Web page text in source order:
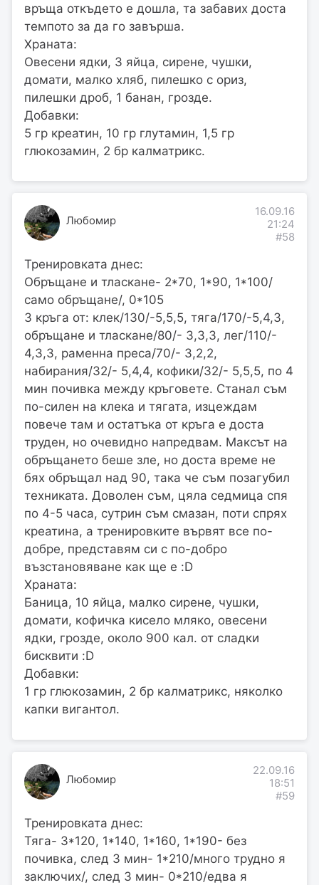
връща откъдето е дошла, та забавих доста
темпото за да го завърша.
Храната:
Овесени ядки, 3 яйца, сирене, чушки,
домати, малко хляб, пилешко с ориз,
пилешки дроб, 1 банан, грозде.
Добавки:
5 гр креатин, 10 гр глутамин, 1,5 гр
глюкозамин, 2 бр калматрикс.
Любомир
16.09.16
21:24
#58
Тренировката днес:
Обръщане и тласкане- 2*70, 1*90, 1*100/
само обръщане/, 0*105
3 кръга от: клек/130/-5,5,5, тяга/170/-5,4,3,
обръщане и тласкане/80/- 3,3,3, лег/110/-
4,3,3, раменна преса/70/- 3,2,2,
набирания/32/- 5,4,4, кофики/32/- 5,5,5, по 4
мин почивка между кръговете. Станал съм
по-силен на клека и тягата, изцеждам
повече там и остатъка от кръга е доста
труден, но очевидно напредвам. Максът на
обръщането беше зле, но доста време не
бях обръщал над 90, така че съм позагубил
техниката. Доволен съм, цяла седмица спя
по 4-5 часа, сутрин съм смазан, поти спрях
креатина, а тренировките вървят все по-
добре, представям си с по-добро
възстановяване как ще е :D
Храната:
Баница, 10 яйца, малко сирене, чушки,
домати, кофичка кисело мляко, овесени
ядки, грозде, около 900 кал. от сладки
бисквити :D
Добавки:
1 гр глюкозамин, 2 бр калматрикс, няколко
капки вигантол.
Любомир
22.09.16
18:51
#59
Тренировката днес:
Тяга- 3*120, 1*140, 1*160, 1*190- без
почивка, след 3 мин- 1*210/много трудно я
заключих/, след 3 мин- 0*210/едва я